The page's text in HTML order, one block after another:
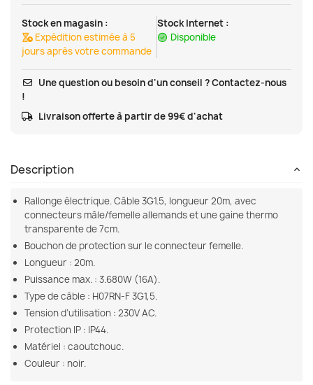
Stock en magasin :
Expédition estimée à 5
jours après votre commande
Stock Internet :
Disponible
Une question ou besoin d'un conseil ? Contactez-nous
!
Livraison offerte à partir de 99€ d'achat
Description
Rallonge électrique. Câble 3G1.5, longueur 20m, avec
connecteurs mâle/femelle allemands et une gaine thermo
transparente de 7cm.
Bouchon de protection sur le connecteur femelle.
Longueur : 20m.
Puissance max. : 3.680W (16A).
Type de câble : H07RN-F 3G1,5.
Tension d’utilisation : 230V AC.
Protection IP : IP44.
Matériel : caoutchouc.
Couleur : noir.